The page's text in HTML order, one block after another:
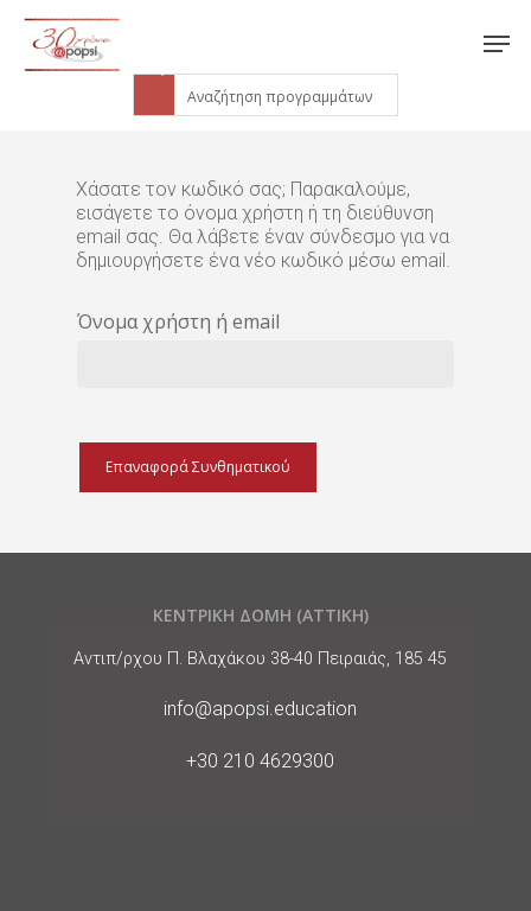
Χάσατε τον κωδικό σας; Παρακαλούμε,
εισάγετε το όνομα χρήστη ή τη διεύθυνση
email σας. Θα λάβετε έναν σύνδεσμο για να
δημιουργήσετε ένα νέο κωδικό μέσω email.
Όνομα χρήστη ή email
Επαναφορά Συνθηματικού
ΚΕΝΤΡΙΚΗ ΔΟΜΗ (ΑΤΤΙΚΗ)
Διεύθυνση
Αντιπ/ρχου Π. Βλαχάκου 38-40 Πειραιάς, 185 45
E-
info@apopsi.education
Phone
+30 210 4629300